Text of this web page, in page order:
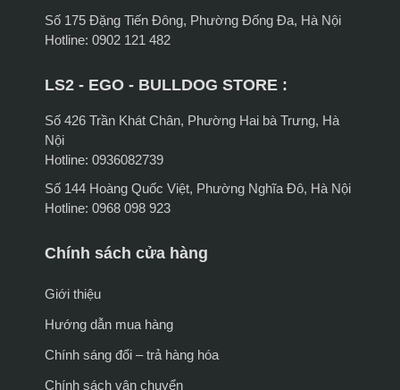
Số 175 Đặng Tiến Đông, Phường Đống Đa, Hà Nội
Hotline: 0902 121 482
LS2 - EGO - BULLDOG STORE :
Số 426 Trần Khát Chân, Phường Hai bà Trưng, Hà
Nội
Hotline: 0936082739
Số 144 Hoàng Quốc Việt, Phường Nghĩa Đô, Hà Nội
Hotline: 0968 098 923
Chính sách cửa hàng
Giới thiệu
Hướng dẫn mua hàng
Chính sáng đổi – trả hàng hóa
Chính sách vận chuyển